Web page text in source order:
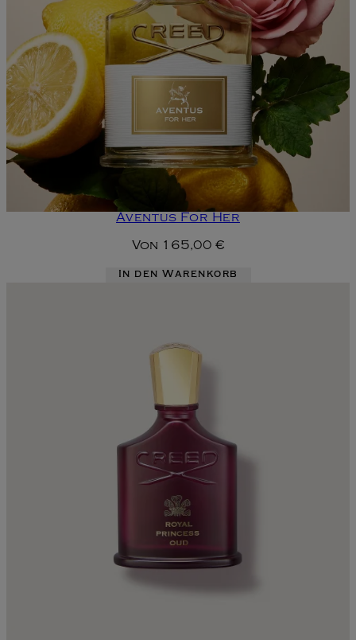
Aventus For Her
Von 165,00 €
In den Warenkorb